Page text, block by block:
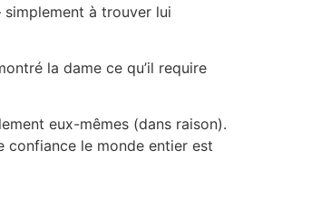
à trouver lui
la dame ce qu’il require
eux-mêmes (dans raison).
confiance le monde entier est